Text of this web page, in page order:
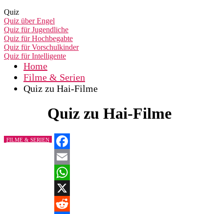
Quiz
Quiz über Engel
Quiz für Jugendliche
Quiz für Hochbegabte
Quiz für Vorschulkinder
Quiz für Intelligente
Home
Filme & Serien
Quiz zu Hai-Filme
Quiz zu Hai-Filme
FILME & SERIEN
Facebook
Email
WhatsApp
X